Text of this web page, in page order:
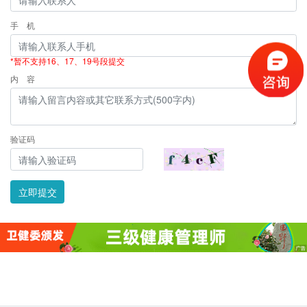
手 机
*暂不支持16、17、19号段提交
内 容
验证码
立即提交